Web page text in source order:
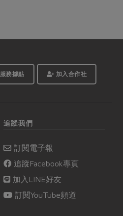
服務據點 加入合作社
追蹤我們
訂閱電子報
追蹤Facebook專頁
加入LINE好友
訂閱YouTube頻道